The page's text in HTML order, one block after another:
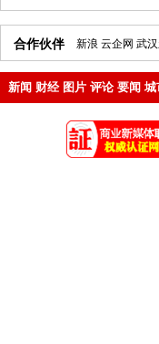
合作伙伴 新浪 云企网 武
新闻 财经 图片 评论 要闻 城